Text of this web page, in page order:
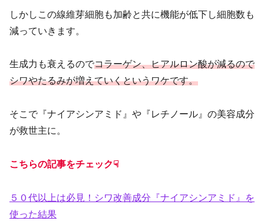
しかしこの線維芽細胞も加齢と共に機能が低下し細胞数も
減っていきます。
生成力も衰えるのでコラーゲン、ヒアルロン酸が減るので
シワやたるみが増えていくというワケです。
そこで『ナイアシンアミド』や『レチノール』の美容成分
が救世主に。
こちらの記事をチェック☟
５０代以上は必見！シワ改善成分『ナイアシンアミド』を
使った結果